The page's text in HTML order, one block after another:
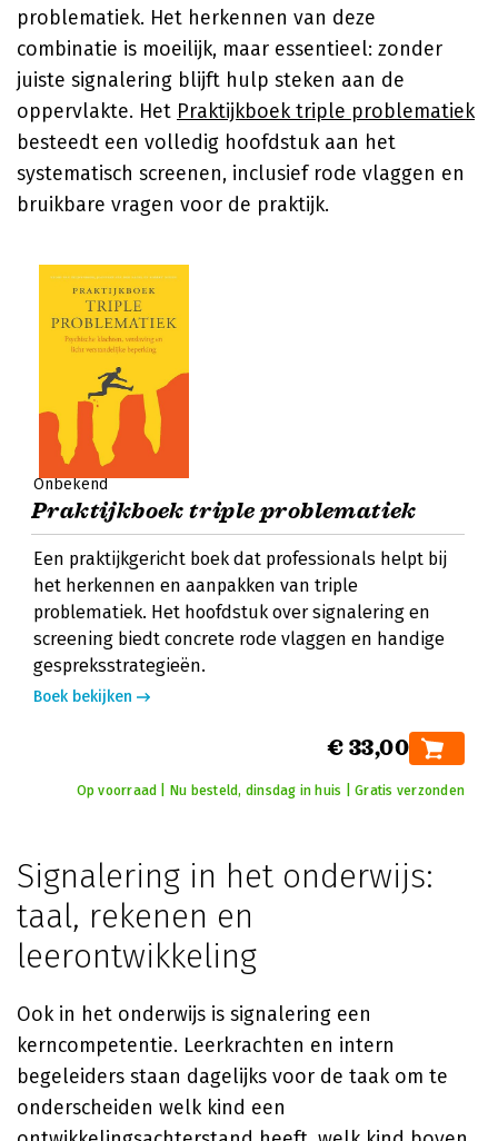
problematiek. Het herkennen van deze
combinatie is moeilijk, maar essentieel: zonder
juiste signalering blijft hulp steken aan de
oppervlakte. Het Praktijkboek triple problematiek
besteedt een volledig hoofdstuk aan het
systematisch screenen, inclusief rode vlaggen en
bruikbare vragen voor de praktijk.
Onbekend
Praktijkboek triple problematiek
Een praktijkgericht boek dat professionals helpt bij
het herkennen en aanpakken van triple
problematiek. Het hoofdstuk over signalering en
screening biedt concrete rode vlaggen en handige
gespreksstrategieën.
Boek bekijken
€ 33,00
Op voorraad | Nu besteld, dinsdag in huis | Gratis verzonden
Signalering in het onderwijs:
taal, rekenen en
leerontwikkeling
Ook in het onderwijs is signalering een
kerncompetentie. Leerkrachten en intern
begeleiders staan dagelijks voor de taak om te
onderscheiden welk kind een